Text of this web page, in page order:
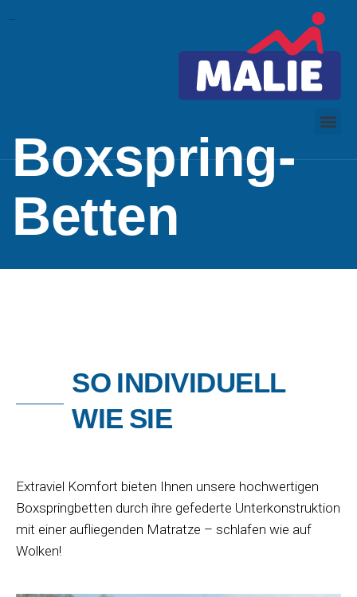
Boxspring-
Betten​
SO INDIVIDUELL
WIE SIE
Extraviel Komfort bieten Ihnen unsere hochwertigen
Boxspringbetten durch ihre gefederte Unterkonstruktion
mit einer aufliegenden Matratze – schlafen wie auf
Wolken!